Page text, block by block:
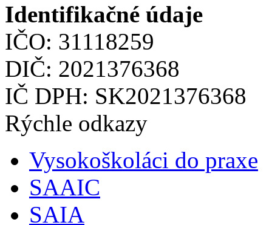
Identifikačné údaje
IČO: 31118259
DIČ: 2021376368
IČ DPH: SK2021376368
Rýchle odkazy
Vysokoškoláci do praxe
SAAIC
SAIA